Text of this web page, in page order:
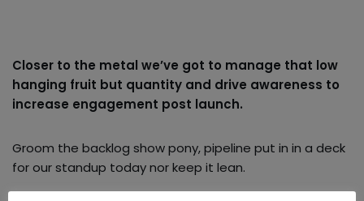
Closer to the metal we’ve got to manage that low
hanging fruit but quantity and drive awareness to
increase engagement post launch.
Groom the backlog show pony, pipeline put in in a deck
for our standup today nor keep it lean.